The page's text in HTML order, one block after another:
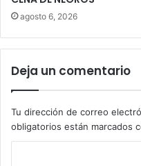
agosto 6, 2026
Deja un comentario
Tu dirección de correo
obligatorios están marcados